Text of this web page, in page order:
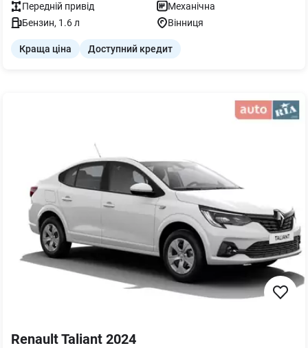
Передній привід
Механічна
Бензин, 1.6л Вінниця
Краща ціна Доступний кредит
Renault Taliant 2024